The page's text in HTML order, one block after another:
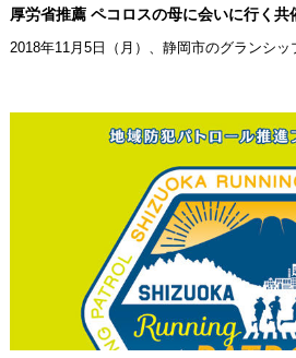
厚労省推薦 ペコロスの母に会いに行く共
2018年11月5日（月）、静岡市のグランシッ